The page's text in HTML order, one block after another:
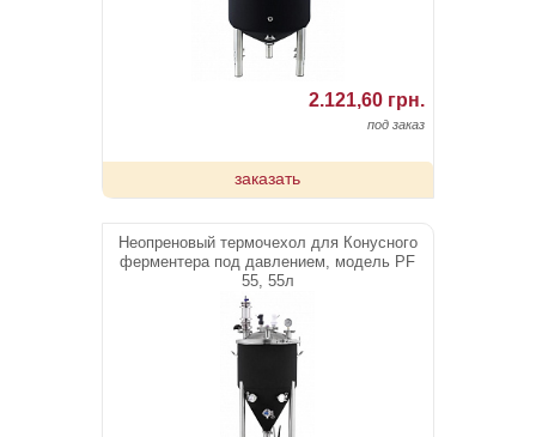
2.121,60 грн.
под заказ
заказать
Неопреновый термочехол для Конусного
ферментера под давлением, модель PF
55, 55л